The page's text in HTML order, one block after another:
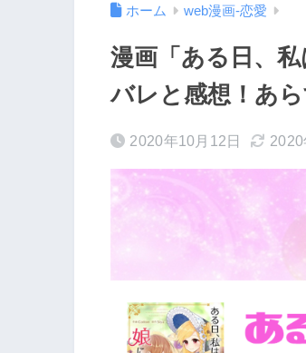
ホーム web漫画-恋愛
漫画「ある日、
バレと感想！あ
2020年10月12日 2020